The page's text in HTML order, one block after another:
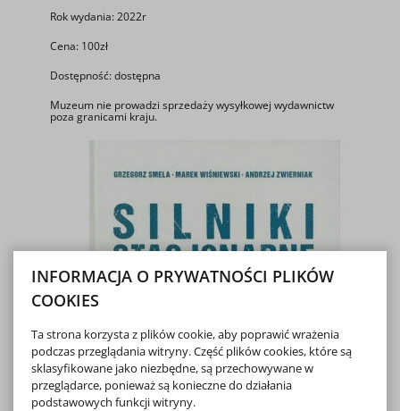
Rok wydania: 2022r
Cena: 100zł
Dostępność: dostępna
Muzeum nie prowadzi sprzedaży wysyłkowej wydawnictw
poza granicami kraju.
INFORMACJA O PRYWATNOŚCI PLIKÓW
COOKIES
Ta strona korzysta z plików cookie, aby poprawić wrażenia
podczas przeglądania witryny. Część plików cookies, które są
sklasyfikowane jako niezbędne, są przechowywane w
przeglądarce, ponieważ są konieczne do działania
podstawowych funkcji witryny.